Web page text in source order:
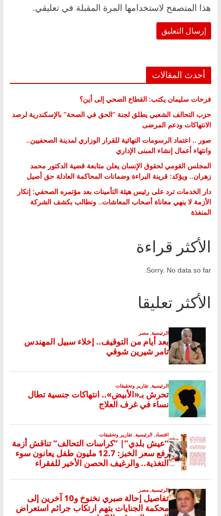
هذا المتصفح لاستخدامها المرة المقبلة في تعليقي.
أحدث المقالات
فرحات سليمان يكتب: القطاع الصحي إلى أين؟
حزب التحالف الشعبي يطلق لجنة “الحق في الصحة” بالإسكندرية لرصد
الانتهاكات ودعم المرضى
صور .. اعتماد الرسومات النهائية للقرار الوزاري لمدينة الصحفيين..
وانتهاء أعمال إنشاء المبنى الإداري
المجلس القومي لحقوق الإنسان يعلن متابعة قضية الدكتور محمد
زهران.. ويؤكد: قرينة البراءة وضمانات المحاكمة العادلة حق أصيل
دار الخدمات ترد على رئيس هيئة التأمينات بعد مؤتمره الصحفي: إنكار
الأزمة لا ينهي معاناة أصحاب المعاشات.. ونطالب بكشف الشركة
المنفذة
الأكثر قراءة
Sorry. No data so far.
الأكثر تعليقا